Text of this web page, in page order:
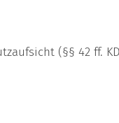
(§§ 42 ff.